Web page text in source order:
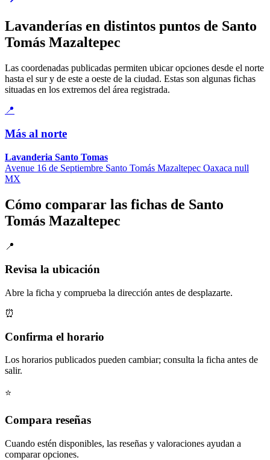
Lavanderías en distintos puntos de Santo
Tomás Mazaltepec
Las coordenadas publicadas permiten ubicar opciones desde el norte
hasta el sur y de este a oeste de la ciudad. Estas son algunas fichas
situadas en los extremos del área registrada.
📍
Más al norte
Lavanderia Santo Tomas
Avenue 16 de Septiembre Santo Tomás Mazaltepec Oaxaca null
MX
Cómo comparar las fichas de Santo
Tomás Mazaltepec
📍
Revisa la ubicación
Abre la ficha y comprueba la dirección antes de desplazarte.
⏰
Confirma el horario
Los horarios publicados pueden cambiar; consulta la ficha antes de
salir.
⭐
Compara reseñas
Cuando estén disponibles, las reseñas y valoraciones ayudan a
comparar opciones.